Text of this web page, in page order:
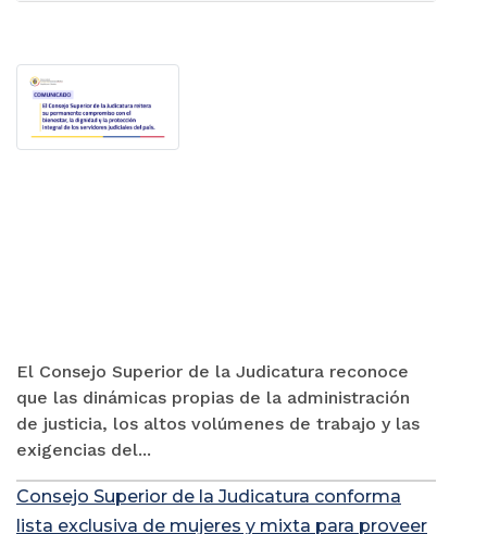
El Consejo Superior de la Judicatura reconoce
que las dinámicas propias de la administración
de justicia, los altos volúmenes de trabajo y las
exigencias del...
Consejo Superior de la Judicatura conforma
lista exclusiva de mujeres y mixta para proveer